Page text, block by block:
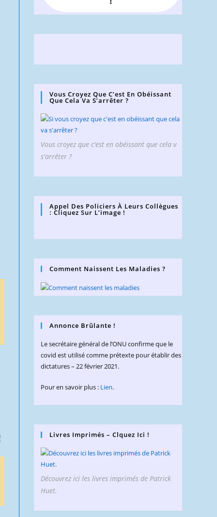
Vous Croyez Que C’est En Obéissant
Que Cela Va S’arrêter ?
Vous croyez que c'est en obéissant que cela v
s'arrêter ?
Appel Des Policiers À Leurs Collègues
: Cliquez Sur L’image !
Comment Naissent Les Maladies ?
Annonce Brûlante !
Le secrétaire général de l’ONU confirme que le
covid est utilisé comme prétexte pour établir des
dictatures – 22 février 2021.
Pour en savoir plus : Lien.
Livres Imprimés – Clquez Ici !
Découvrez ici les livres imprimés de Patrick
Huet.